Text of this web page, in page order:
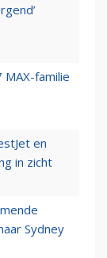
familie
en
in zicht
Sydney